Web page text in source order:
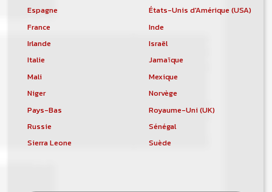
Espagne
États-Unis d'Amérique (USA)
France
Inde
Irlande
Israël
Italie
Jamaïque
Mali
Mexique
Niger
Norvège
Pays-Bas
Royaume-Uni (UK)
Russie
Sénégal
Sierra Leone
Suède